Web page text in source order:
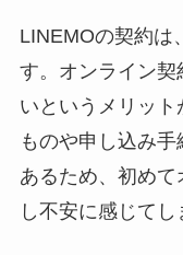
LINEMOの契約は
す。オンライン
いというメリッ
ものや申し込み
あるため、初め
し不安に感じてし